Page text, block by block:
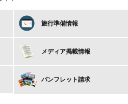
旅行準備情報
メディア掲載情報
パンフレット請求